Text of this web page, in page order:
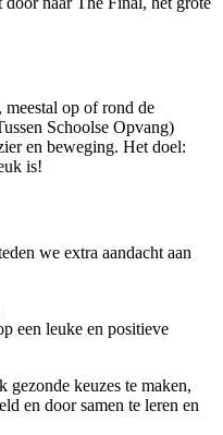
meestal op of rond de
Schoolse Opvang)
en beweging. Het doel:
is!
we extra aandacht aan
een leuke en positieve
keuzes te maken,
en door samen te leren en